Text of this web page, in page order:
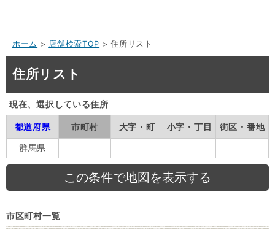
ホーム > 店舗検索TOP > 住所リスト
住所リスト
現在、選択している住所
都道府県 市町村 大字・町 小字・丁目
街区・番地
群馬県
市区町村一覧